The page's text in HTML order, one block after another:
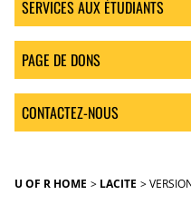
SERVICES AUX ÉTUDIANTS
PAGE DE DONS
CONTACTEZ-NOUS
U OF R HOME LACITE